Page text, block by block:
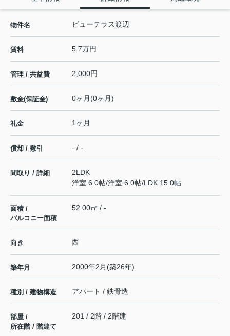
物件名 ビューテラス渡辺
賃料 5.7万円
管理 / 共益費 2,000円
敷金(保証金) 0ヶ月(0ヶ月)
礼金 1ヶ月
償却 / 敷引 - / -
間取り / 詳細
2LDK
洋室 6.0帖/洋室 6.0帖/LDK 15.0帖
面積 /
バルコニー面積
52.00㎡ / -
向き 西
築年月 2000年2月(築26年)
種別 / 建物構造 アパート / 鉄骨造
部屋 /
所在階 / 階建て
201 / 2階 / 2階建